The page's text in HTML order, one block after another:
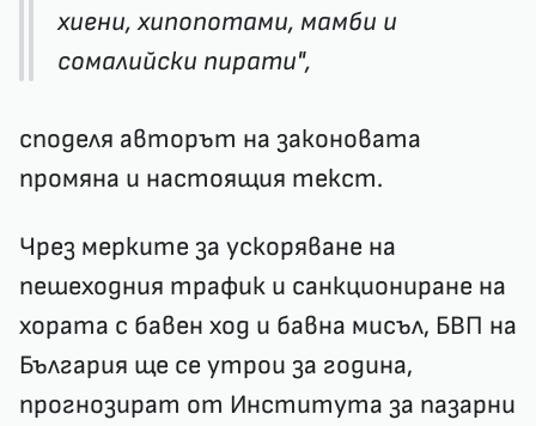
хиени, хипопотами, мамби и
сомалийски пирати",
споделя авторът на законовата
промяна и настоящия текст.
Чрез мерките за ускоряване на
пешеходния трафик и санкциониране на
хората с бавен ход и бавна мисъл, БВП на
България ще се утрои за година,
прогнозират от Института за пазарни